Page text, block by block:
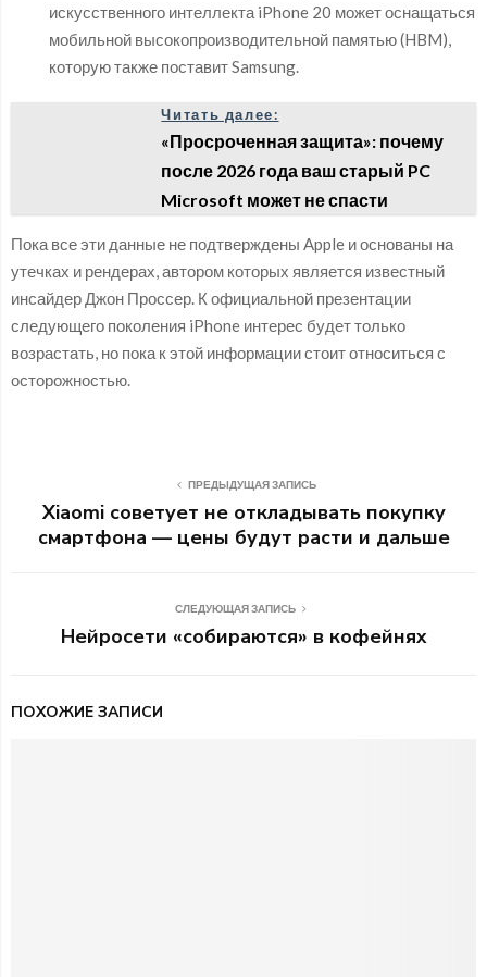
искусственного интеллекта iPhone 20 может оснащаться
мобильной высокопроизводительной памятью (HBM),
которую также поставит Samsung.
Читать далее:
«Просроченная защита»: почему
после 2026 года ваш старый PC
Microsoft может не спасти
Пока все эти данные не подтверждены Apple и основаны на
утечках и рендерах, автором которых является известный
инсайдер Джон Проссер. К официальной презентации
следующего поколения iPhone интерес будет только
возрастать, но пока к этой информации стоит относиться с
осторожностью.
ПРЕДЫДУЩАЯ ЗАПИСЬ
Xiaomi советует не откладывать покупку
смартфона — цены будут расти и дальше
СЛЕДУЮЩАЯ ЗАПИСЬ
Нейросети «собираются» в кофейнях
ПОХОЖИЕ ЗАПИСИ